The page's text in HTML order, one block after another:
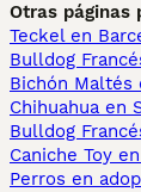
Otras páginas
Teckel en
Bulldog
Bichón Maltés
Chihuahua en
Bulldog
Caniche Toy
Perros en